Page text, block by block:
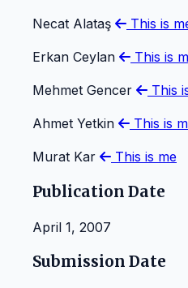
Necat Alataş This is
Erkan Ceylan This is
Mehmet Gencer This
Ahmet Yetkin This is
Murat Kar This is me
Publication Date
April 1, 2007
Submission Date